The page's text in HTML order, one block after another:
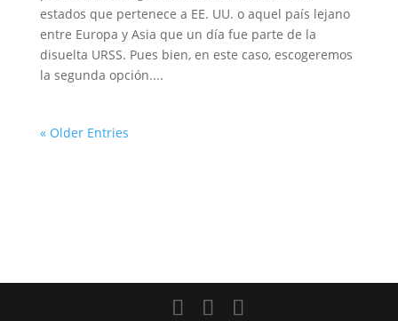
estados que pertenece a EE. UU. o aquel país lejano
entre Europa y Asia que un día fue parte de la
disuelta URSS. Pues bien, en este caso, escogeremos
la segunda opción....
« Older Entries